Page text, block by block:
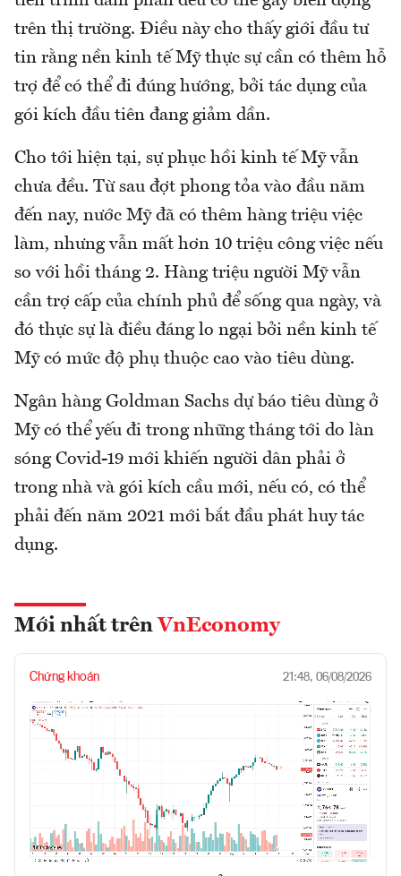
trên thị trường. Điều này cho thấy giới đầu tư
tin rằng nền kinh tế Mỹ thực sự cần có thêm hỗ
trợ để có thể đi đúng hướng, bởi tác dụng của
gói kích đầu tiên đang giảm dần.
Cho tới hiện tại, sự phục hồi kinh tế Mỹ vẫn
chưa đều. Từ sau đợt phong tỏa vào đầu năm
đến nay, nước Mỹ đã có thêm hàng triệu việc
làm, nhưng vẫn mất hơn 10 triệu công việc nếu
so với hồi tháng 2. Hàng triệu người Mỹ vẫn
cần trợ cấp của chính phủ để sống qua ngày, và
đó thực sự là điều đáng lo ngại bởi nền kinh tế
Mỹ có mức độ phụ thuộc cao vào tiêu dùng.
Ngân hàng Goldman Sachs dự báo tiêu dùng ở
Mỹ có thể yếu đi trong những tháng tới do làn
sóng Covid-19 mới khiến người dân phải ở
trong nhà và gói kích cầu mới, nếu có, có thể
phải đến năm 2021 mới bắt đầu phát huy tác
dụng.
Mới nhất trên VnEconomy
Chứng khoán 21:48, 06/08/2026